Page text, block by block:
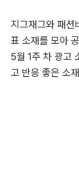
지그재그와 패션
표 소재를 모아
5월 1주 차 광고
고 반응 좋은 소